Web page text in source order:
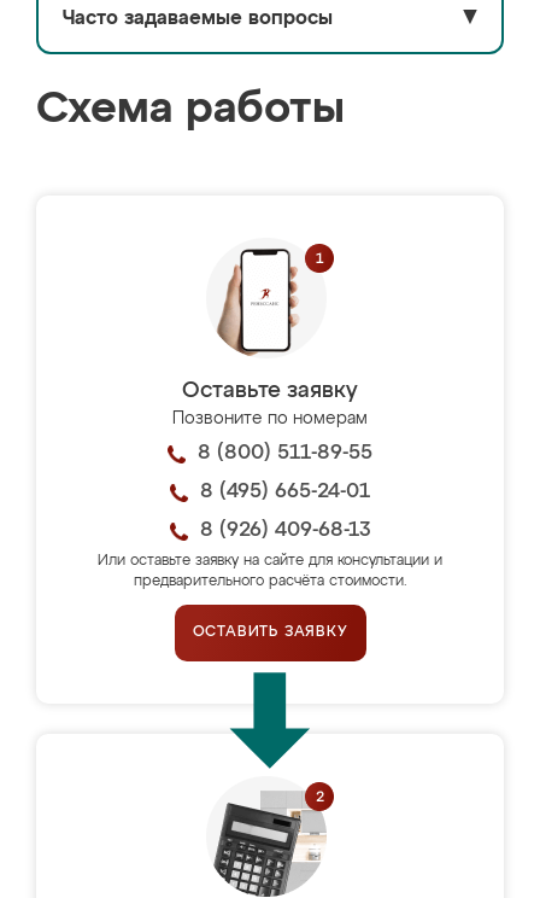
Часто задаваемые вопросы ▼
Схема работы
Оставьте заявку
Позвоните по номерам
8 (800) 511-89-55
8 (495) 665-24-01
8 (926) 409-68-13
Или оставьте заявку на сайте для консультации и
предварительного расчёта стоимости.
ОСТАВИТЬ ЗАЯВКУ